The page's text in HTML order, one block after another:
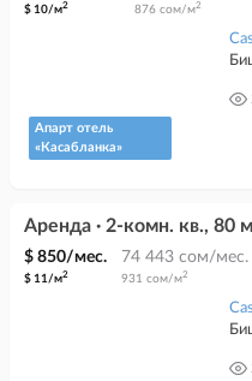
$ 10/м2 876 сом/м2
Апарт отель
«Касабланка»
Аренда · 2-комн. кв., 80
$ 850/мес. 74 443 сом/мес.
$ 11/м2 931 сом/м2